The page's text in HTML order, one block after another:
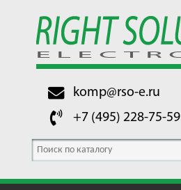
komp@rso-e.ru
+7 (495) 228-75-59